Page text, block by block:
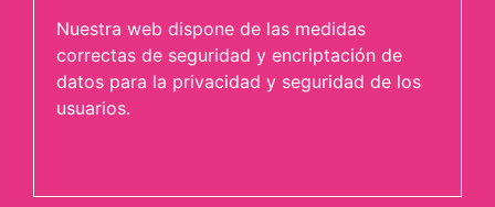
Nuestra web dispone de las medidas
correctas de seguridad y encriptación de
datos para la privacidad y seguridad de los
usuarios.